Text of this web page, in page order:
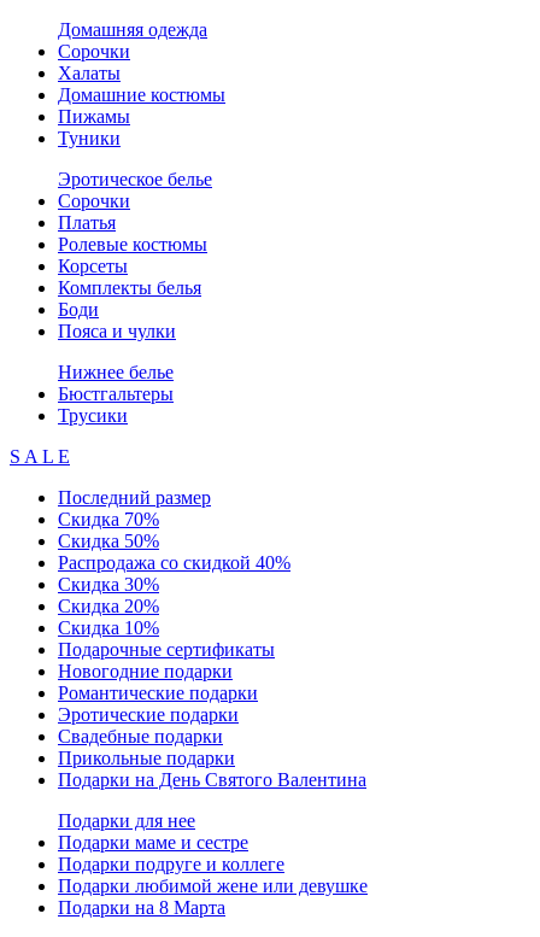
Домашняя одежда
Сорочки
Халаты
Домашние костюмы
Пижамы
Туники
Эротическое белье
Сорочки
Платья
Ролевые костюмы
Корсеты
Комплекты белья
Боди
Пояса и чулки
Нижнее белье
Бюстгальтеры
Трусики
S A L E
Последний размер
Скидка 70%
Скидка 50%
Распродажа со скидкой 40%
Скидка 30%
Скидка 20%
Скидка 10%
Подарочные сертификаты
Новогодние подарки
Романтические подарки
Эротические подарки
Свадебные подарки
Прикольные подарки
Подарки на День Святого Валентина
Подарки для нее
Подарки маме и сестре
Подарки подруге и коллеге
Подарки любимой жене или девушке
Подарки на 8 Марта